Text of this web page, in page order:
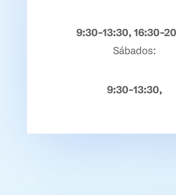
9:30–13:30,
Sábados:
9:30–13:30,